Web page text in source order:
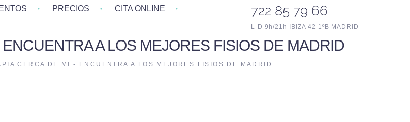
PRECIOS
CITA ONLINE
722 85 79 66
L-D 9h/21h IBIZA 42 1ºB MADRID
A LOS MEJORES FISIOS DE MADRID
CERCA DE MI - ENCUENTRA A LOS MEJORES FISIOS DE MADRID